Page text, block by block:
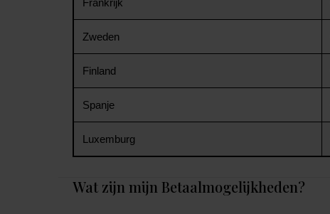
Zweden
Finland
Spanje
Luxemburg
Wat zijn mijn Betaalmogelijkheden?